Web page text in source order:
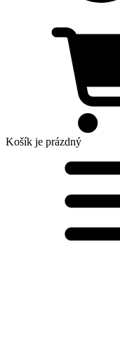
Košík je prázdný